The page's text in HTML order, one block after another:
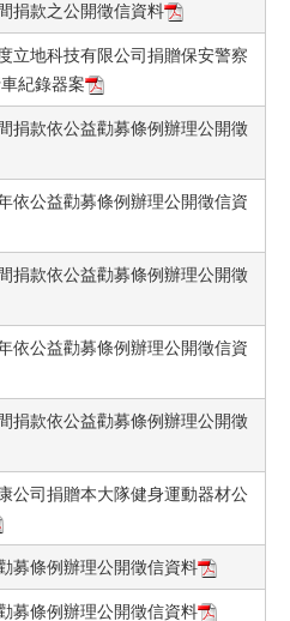
捐款之公開徵信資料
立地科技有限公司捐贈保安警察
紀錄器案
捐款依公益勸募條例辦理公開徵
依公益勸募條例辦理公開徵信資
捐款依公益勸募條例辦理公開徵
依公益勸募條例辦理公開徵信資
捐款依公益勸募條例辦理公開徵
公司捐贈本大隊健身運動器材公
募條例辦理公開徵信資料
募條例辦理公開徵信資料